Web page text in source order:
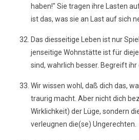
haben!" Sie tragen ihre Lasten
ist das, was sie an Last auf sich
Das diesseitige Leben ist nur
jenseitige Wohnstätte ist für
sind, wahrlich besser. Begreift ihr
Wir wissen wohl, daß dich das,
traurig macht. Aber nicht dich
Wirklichkeit) der Lüge, sondern
verleugnen die(se) Ungerechten.